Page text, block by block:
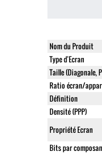
Nom du Produit
Type d'Ecran
Taille (Diagonale,
Ratio écran/
Définition
Densité (PPP)
Propriété Ecran
Bits par